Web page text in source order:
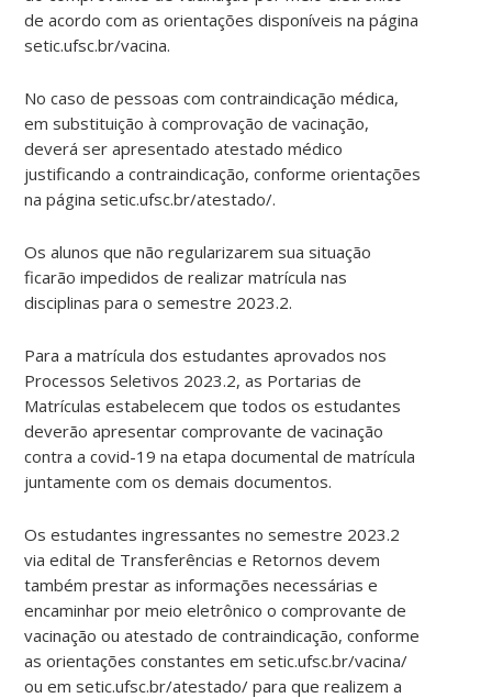
de acordo com as orientações disponíveis na página
setic.ufsc.br/vacina.
No caso de pessoas com contraindicação médica,
em substituição à comprovação de vacinação,
deverá ser apresentado atestado médico
justificando a contraindicação, conforme orientações
na página setic.ufsc.br/atestado/.
Os alunos que não regularizarem sua situação
ficarão impedidos de realizar matrícula nas
disciplinas para o semestre 2023.2.
Para a matrícula dos estudantes aprovados nos
Processos Seletivos 2023.2, as Portarias de
Matrículas estabelecem que todos os estudantes
deverão apresentar comprovante de vacinação
contra a covid-19 na etapa documental de matrícula
juntamente com os demais documentos.
Os estudantes ingressantes no semestre 2023.2
via edital de Transferências e Retornos devem
também prestar as informações necessárias e
encaminhar por meio eletrônico o comprovante de
vacinação ou atestado de contraindicação, conforme
as orientações constantes em setic.ufsc.br/vacina/
ou em setic.ufsc.br/atestado/ para que realizem a